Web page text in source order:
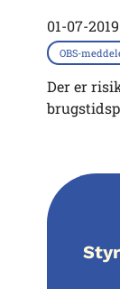
01-07-2019
OBS-
Der er